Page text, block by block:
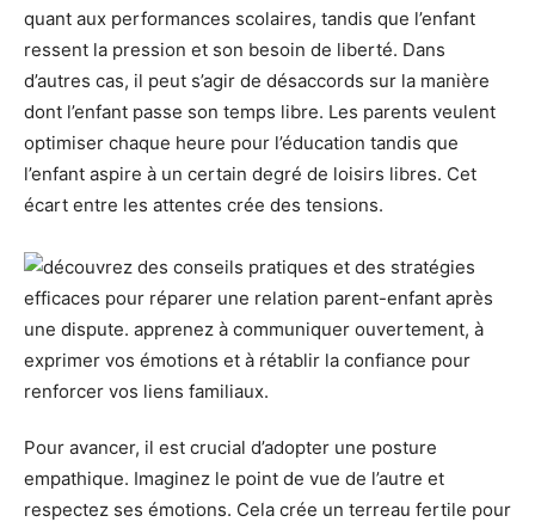
quant aux performances scolaires, tandis que l’enfant
ressent la pression et son besoin de liberté. Dans
d’autres cas, il peut s’agir de désaccords sur la manière
dont l’enfant passe son temps libre. Les parents veulent
optimiser chaque heure pour l’éducation tandis que
l’enfant aspire à un certain degré de loisirs libres. Cet
écart entre les attentes crée des tensions.
Pour avancer, il est crucial d’adopter une posture
empathique. Imaginez le point de vue de l’autre et
respectez ses émotions. Cela crée un terreau fertile pour